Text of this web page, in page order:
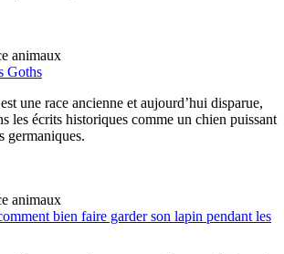
animaux
Goths
une race ancienne et aujourd’hui disparue,
les écrits historiques comme un chien puissant
germaniques.
animaux
bien faire garder son lapin pendant les